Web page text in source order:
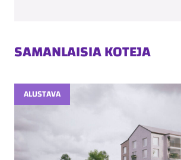
SAMANLAISIA KOTEJA
ALUSTAVA